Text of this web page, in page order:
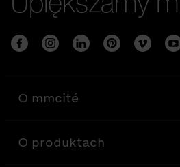
O mmcité
O produktach